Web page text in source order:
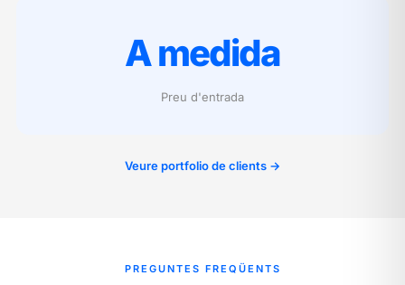
A medida
Preu d'entrada
Veure portfolio de clients →
PREGUNTES FREQÜENTS